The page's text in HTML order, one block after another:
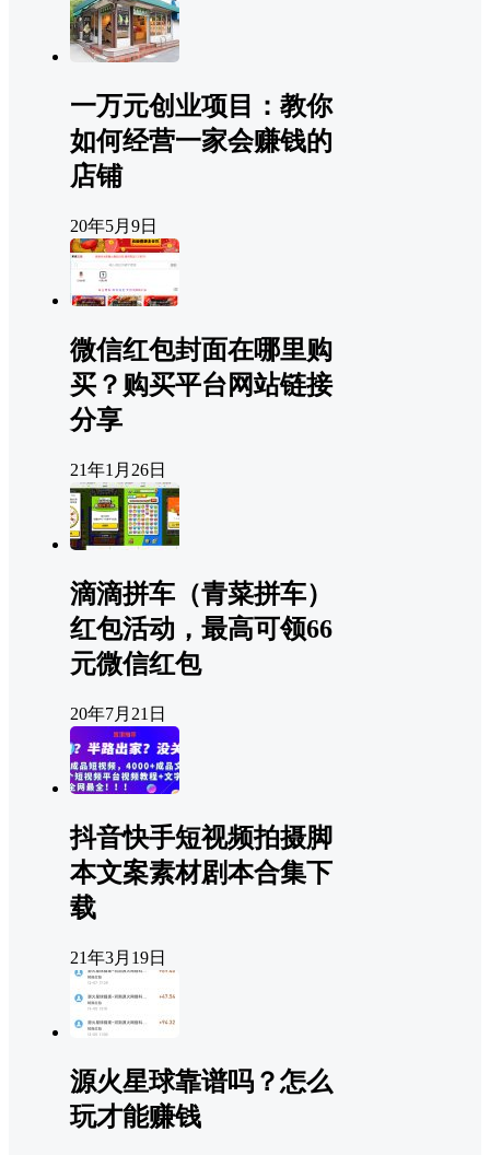
一万元创业项目：教你
如何经营一家会赚钱的
店铺
20年5月9日
微信红包封面在哪里购
买？购买平台网站链接
分享
21年1月26日
滴滴拼车（青菜拼车）
红包活动，最高可领66
元微信红包
20年7月21日
抖音快手短视频拍摄脚
本文案素材剧本合集下
载
21年3月19日
源火星球靠谱吗？怎么
玩才能赚钱